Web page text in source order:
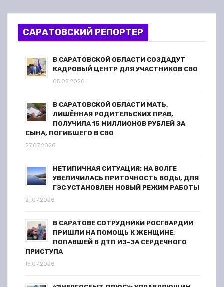
о
САРАТОВСКИЙ РЕПОРТЕР
В САРАТОВСКОЙ ОБЛАСТИ СОЗДАДУТ
КАДРОВЫЙ ЦЕНТР ДЛЯ УЧАСТНИКОВ СВО
05.08.2026
В САРАТОВСКОЙ ОБЛАСТИ МАТЬ,
ЛИШЁННАЯ РОДИТЕЛЬСКИХ ПРАВ,
ПОЛУЧИЛА 15 МИЛЛИОНОВ РУБЛЕЙ ЗА
СЫНА, ПОГИБШЕГО В СВО
27.07.2026
НЕТИПИЧНАЯ СИТУАЦИЯ: НА ВОЛГЕ
УВЕЛИЧИЛАСЬ ПРИТОЧНОСТЬ ВОДЫ, ДЛЯ
ГЭС УСТАНОВЛЕН НОВЫЙ РЕЖИМ РАБОТЫ
21.07.2026
В САРАТОВЕ СОТРУДНИКИ РОСГВАРДИИ
ПРИШЛИ НА ПОМОЩЬ К ЖЕНЩИНЕ,
ПОПАВШЕЙ В ДТП ИЗ-ЗА СЕРДЕЧНОГО
ПРИСТУПА
15.07.2026